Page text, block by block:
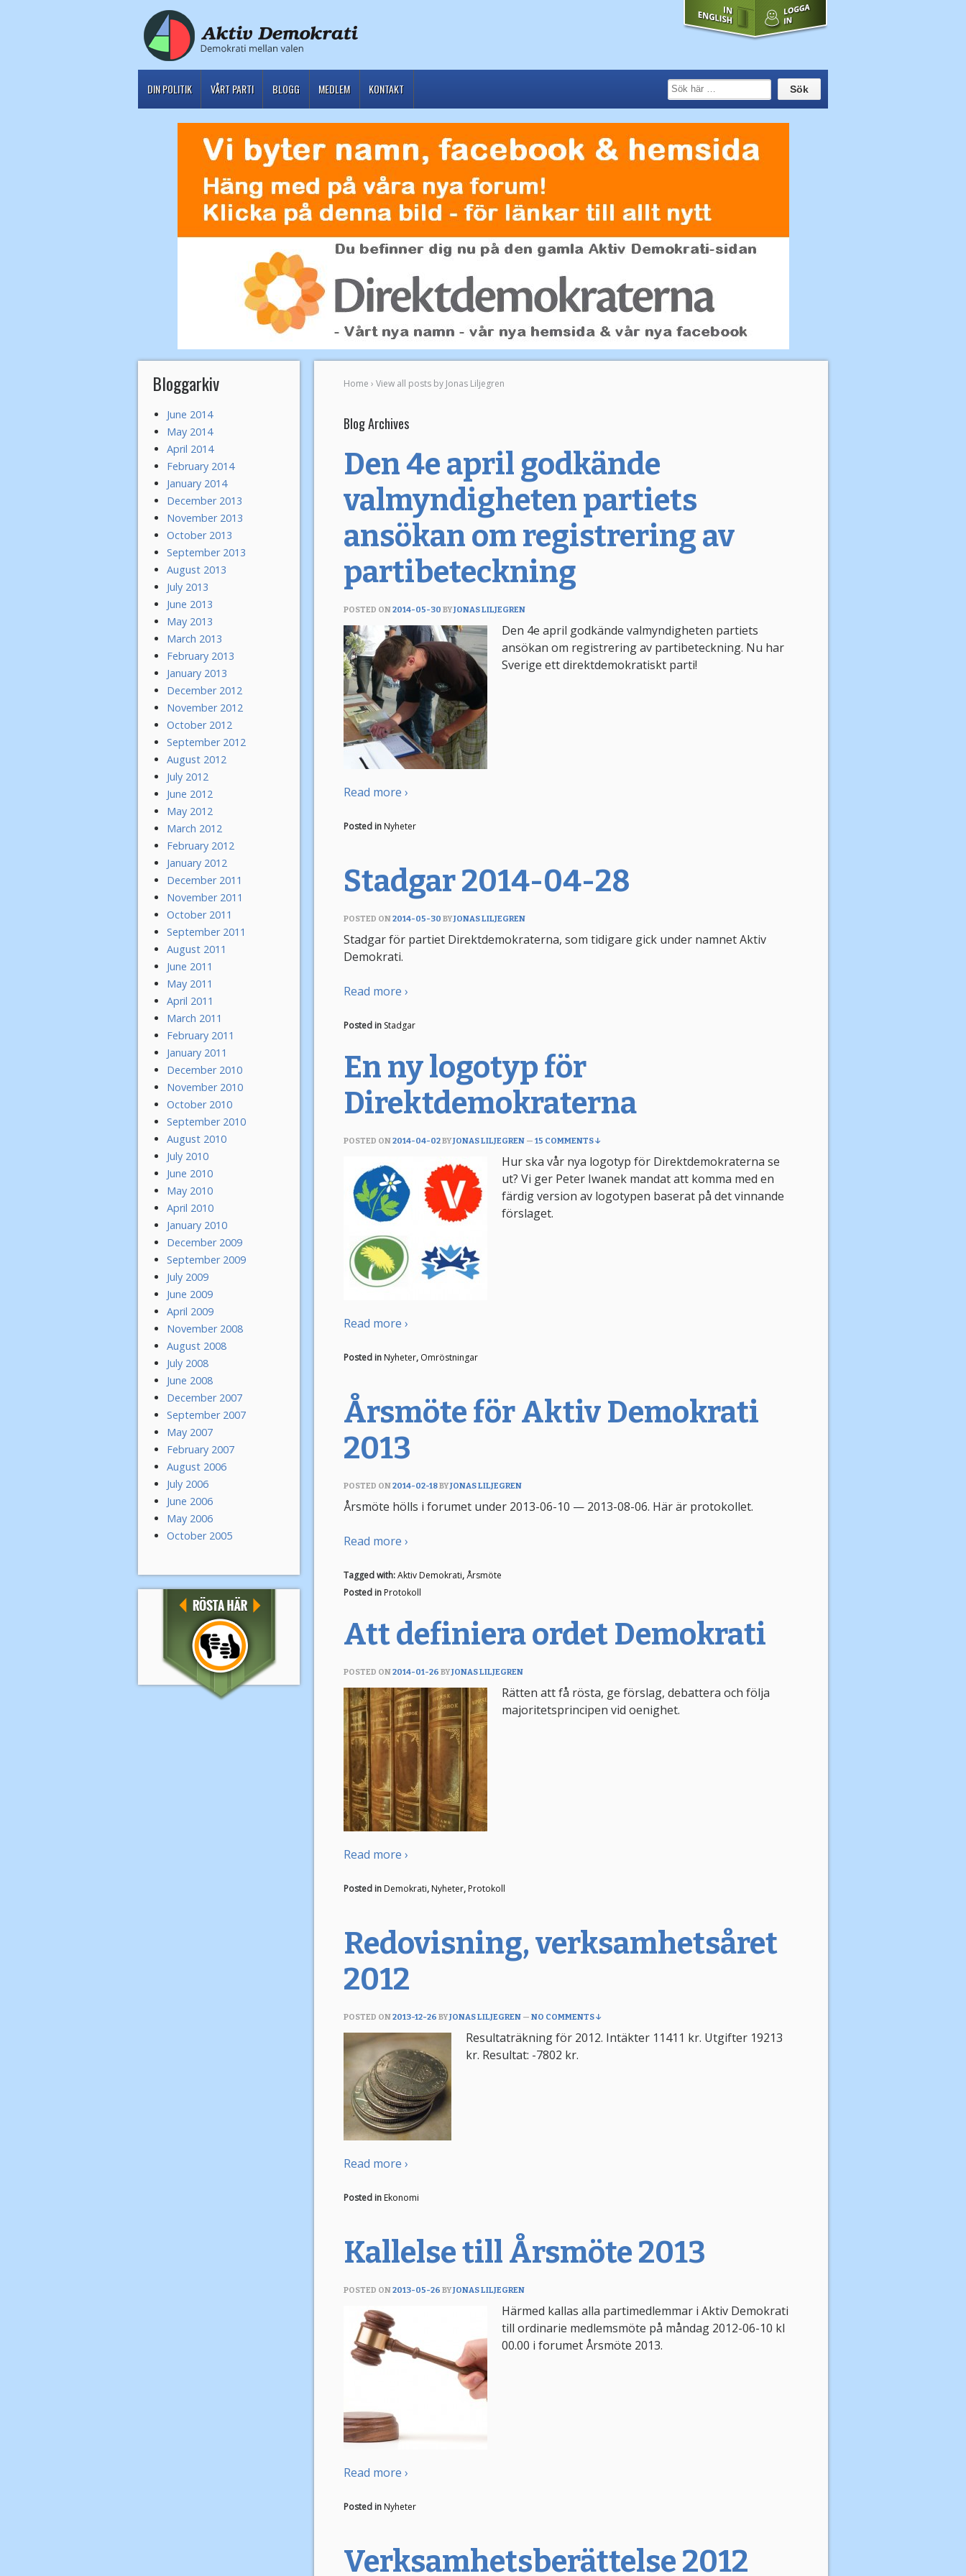
DIN POLITIK VÅRT PARTI BLOGG MEDLEM KONTAKT
Home › View all posts by Jonas Liljegren
Blog Archives
Den 4e april godkände
valmyndigheten partiets
ansökan om registrering av
partibeteckning
POSTED ON2014-05-30 BYJONAS LILJEGREN
Den 4e april godkände valmyndigheten partiets
ansökan om registrering av partibeteckning. Nu har
Sverige ett direktdemokratiskt parti!
Read more ›
Posted in Nyheter
Stadgar 2014-04-28
POSTED ON2014-05-30 BYJONAS LILJEGREN
Stadgar för partiet Direktdemokraterna, som tidigare gick under namnet Aktiv
Demokrati.
Read more ›
Posted in Stadgar
En ny logotyp för
Direktdemokraterna
POSTED ON2014-04-02BYJONAS LILJEGREN — 15 COMMENTS ↓
Hur ska vår nya logotyp för Direktdemokraterna se
ut? Vi ger Peter Iwanek mandat att komma med en
färdig version av logotypen baserat på det vinnande
förslaget.
Read more ›
Posted in Nyheter, Omröstningar
Årsmöte för Aktiv Demokrati
2013
POSTED ON2014-02-18BYJONAS LILJEGREN
Årsmöte hölls i forumet under 2013-06-10 — 2013-08-06. Här är protokollet.
Read more ›
Tagged with:Aktiv Demokrati,Årsmöte
Posted in Protokoll
Att definiera ordet Demokrati
POSTED ON2014-01-26 BYJONAS LILJEGREN
Rätten att få rösta, ge förslag, debattera och följa
majoritetsprincipen vid oenighet.
Read more ›
Posted in Demokrati, Nyheter, Protokoll
Redovisning, verksamhetsåret
2012
POSTED ON2013-12-26 BYJONAS LILJEGREN — NO COMMENTS ↓
Resultaträkning för 2012. Intäkter 11411 kr. Utgifter 19213
kr. Resultat: -7802 kr.
Read more ›
Posted in Ekonomi
Kallelse till Årsmöte 2013
POSTED ON2013-05-26 BYJONAS LILJEGREN
Härmed kallas alla partimedlemmar i Aktiv Demokrati
till ordinarie medlemsmöte på måndag 2012-06-10 kl
00.00 i forumet Årsmöte 2013.
Read more ›
Posted in Nyheter
Verksamhetsberättelse 2012
Bloggarkiv
June 2014
May 2014
April 2014
February 2014
January 2014
December 2013
November 2013
October 2013
September 2013
August 2013
July 2013
June 2013
May 2013
March 2013
February 2013
January 2013
December 2012
November 2012
October 2012
September 2012
August 2012
July 2012
June 2012
May 2012
March 2012
February 2012
January 2012
December 2011
November 2011
October 2011
September 2011
August 2011
June 2011
May 2011
April 2011
March 2011
February 2011
January 2011
December 2010
November 2010
October 2010
September 2010
August 2010
July 2010
June 2010
May 2010
April 2010
January 2010
December 2009
September 2009
July 2009
June 2009
April 2009
November 2008
August 2008
July 2008
June 2008
December 2007
September 2007
May 2007
February 2007
August 2006
July 2006
June 2006
May 2006
October 2005